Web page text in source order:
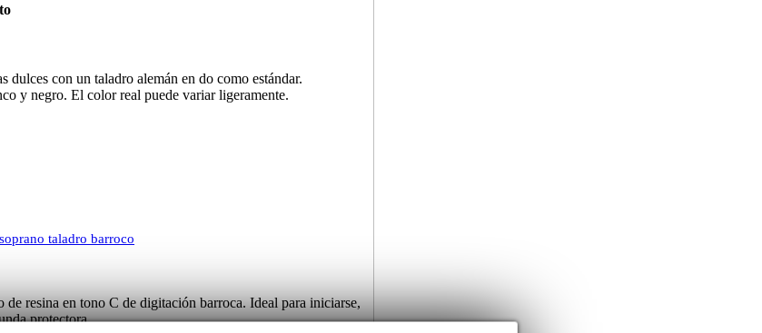
dulces con un taladro alemán en do como estándar.
y negro. El color real puede variar ligeramente.
taladro barroco
resina en tono C de digitación barroca. Ideal para iniciarse,
protectora.